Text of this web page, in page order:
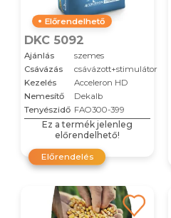
Előrendelhető
DKC 5092
Ajánlás
szemes
Csávázás
csávázott+stimulátor
Kezelés
Acceleron HD
Nemesítő
Dekalb
Tenyészidő FAO300-399
Ez a termék jelenleg
előrendelhető!
Előrendelés